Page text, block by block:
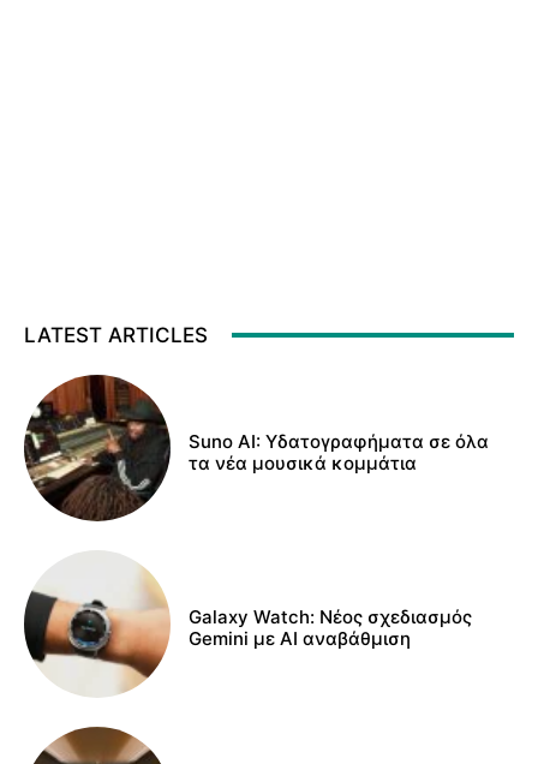
LATEST ARTICLES
Suno AI: Υδατογραφήματα σε όλα
τα νέα μουσικά κομμάτια
Galaxy Watch: Νέος σχεδιασμός
Gemini με AI αναβάθμιση